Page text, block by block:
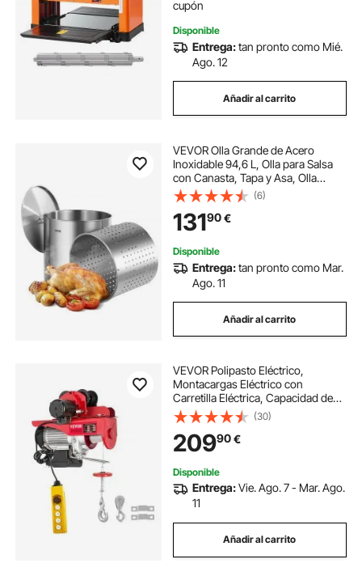
cupón
Disponible
Entrega:tan pronto como Mié.
Ago. 12
Añadir al carrito
VEVOR Olla Grande de Acero
Inoxidable 94,6 L, Olla para Salsa
con Canasta, Tapa y Asa, Olla
Comercial Resistente, Tratamiento
de Lijado, para Eventos de Grupos
Grandes, Color Plateado, 500 x
495 mm
(6)
13190€
Disponible
Entrega:tan pronto como Mar.
Ago. 11
Añadir al carrito
VEVOR Polipasto Eléctrico,
Montacargas Eléctrico con
Carretilla Eléctrica, Capacidad de
1000 kg, Polipasto Eléctrico de
Acero Cabrestante Eléctrico Cable
Eléctrico con Mando a Distancia
(30)
20990€
Disponible
Entrega:Vie. Ago. 7 - Mar. Ago.
11
Añadir al carrito